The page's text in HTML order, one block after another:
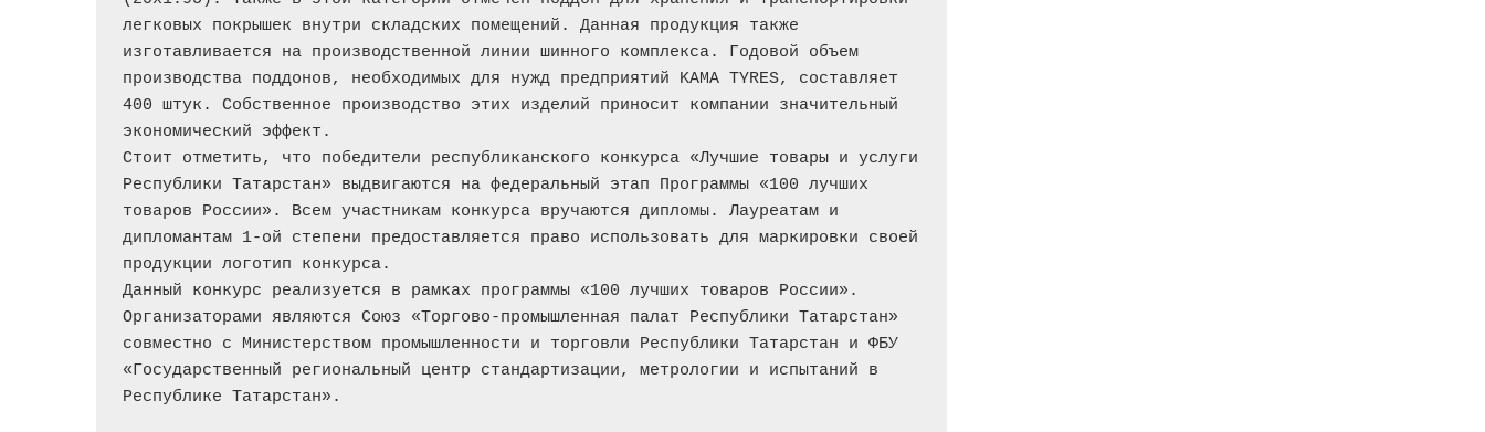
легковых покрышек внутри складских помещений. Данная продукция также
изготавливается на производственной линии шинного комплекса. Годовой объем
производства поддонов, необходимых для нужд предприятий KAMA TYRES, составляет
400 штук. Собственное производство этих изделий приносит компании значительный
экономический эффект.
Стоит отметить, что победители республиканского конкурса «Лучшие товары и услуги
Республики Татарстан» выдвигаются на федеральный этап Программы «100 лучших
товаров России». Всем участникам конкурса вручаются дипломы. Лауреатам и
дипломантам 1-ой степени предоставляется право использовать для маркировки своей
продукции логотип конкурса.
Данный конкурс реализуется в рамках программы «100 лучших товаров России».
Организаторами являются Союз «Торгово-промышленная палат Республики Татарстан»
совместно с Министерством промышленности и торговли Республики Татарстан и ФБУ
«Государственный региональный центр стандартизации, метрологии и испытаний в
Республике Татарстан».